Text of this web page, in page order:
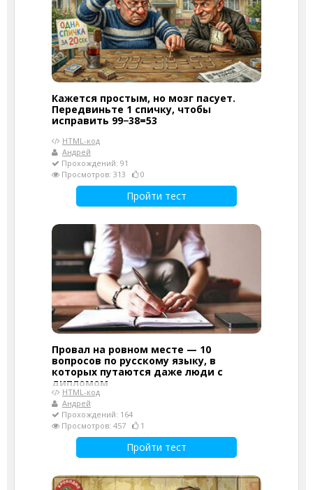
Кажется простым, но мозг пасует.
Передвиньте 1 спичку, чтобы
исправить 99−38=53
HTML-код
Андрей
Прохождений: 91
Просмотров: 313
0
Пройти тест
Провал на ровном месте — 10
вопросов по русскому языку, в
которых путаются даже люди с
дипломом
HTML-код
Андрей
Прохождений: 164
Просмотров: 457
1
Пройти тест